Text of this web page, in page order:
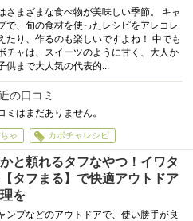
さまざまな食べ物が美味しい季節。 キャ
で、旬の食材を使ったレシピをアレコレ
たり、作るのも楽しいですよね！ 中でも
チャは、スイーツのように甘く、大人か
供まで大人気の代表的...
の口コミ
ミはまだありません。
ゃ カボチャレシピ
と頼れるタフなやつ！イワタ
タフまる】で快適アウトドア
を
ンプなどのアウトドアで、使い勝手が良